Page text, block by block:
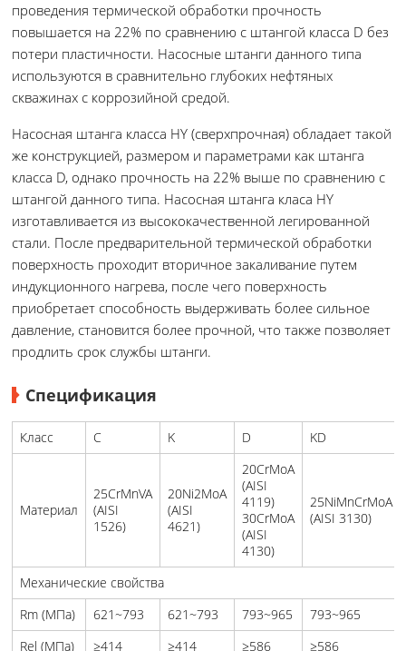
проведения термической обработки прочность
повышается на 22% по сравнению с штангой класса D без
потери пластичности. Насосные штанги данного типа
используются в сравнительно глубоких нефтяных
скважинах с коррозийной средой.
Насосная штанга класса HY (сверхпрочная) обладает такой
же конструкцией, размером и параметрами как штанга
класса D, однако прочность на 22% выше по сравнению с
штангой данного типа. Насосная штанга класа HY
изготавливается из высококачественной легированной
стали. После предварительной термической обработки
поверхность проходит вторичное закаливание путем
индукционного нагрева, после чего поверхность
приобретает способность выдерживать более сильное
давление, становится более прочной, что также позволяет
продлить срок службы штанги.
Спецификация
Класс C K D KD
Материал
25CrMnVA
(AISI
1526)
20Ni2MoA
(AISI
4621)
20CrMoA
(AISI
4119)
30CrMoA
(AISI
4130)
25NiMnCrMoA
(AISI 3130)
Механические свойства
Rm (МПа)
621~793 621~793 793~965
793~965
Rel (МПа)
≥414 ≥414 ≥586 ≥586